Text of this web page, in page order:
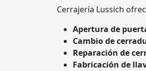
Cerrajería Lussich
Apertura de
Cambio de
Reparación de
Fabricación de